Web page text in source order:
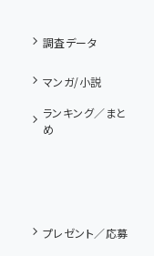
調査データ
マンガ/小説
ランキング／まと
め
プレゼント／応募